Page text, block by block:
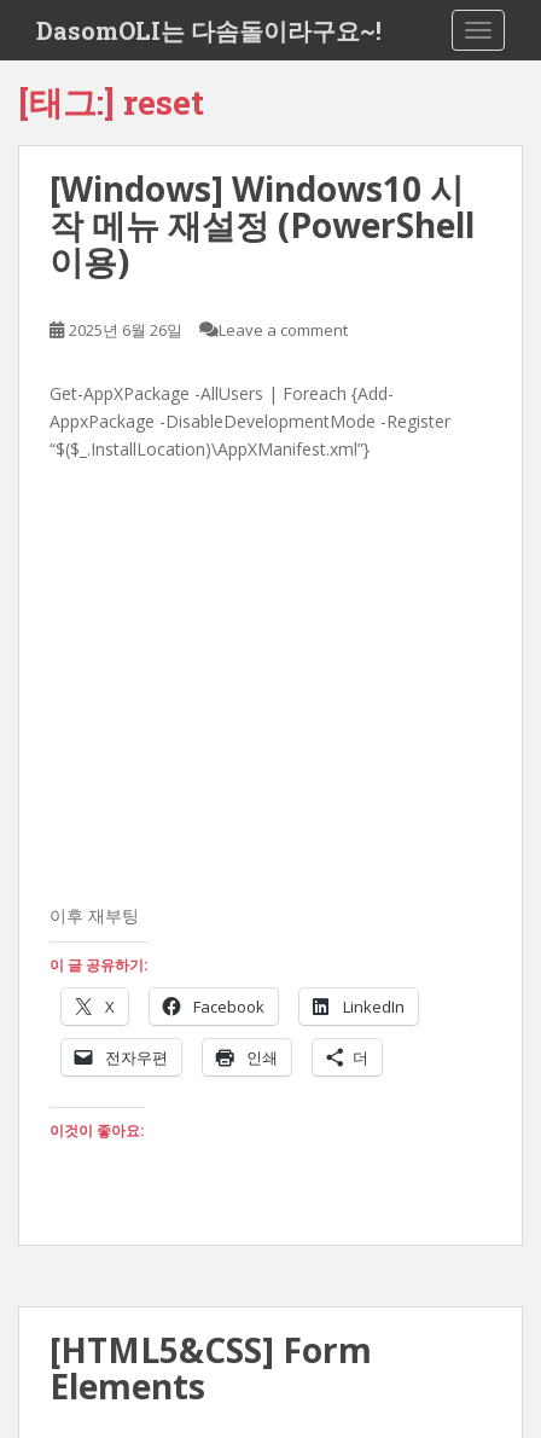
i
DasomOLI는 다솜돌이라구요~!
[태그:] reset
[Windows] Windows10 시
작 메뉴 재설정 (PowerShell
이용)
2025년 6월 26일 Leave a comment
Get-AppXPackage -AllUsers | Foreach {Add-
AppxPackage -DisableDevelopmentMode -Register
“$($_.InstallLocation)\AppXManifest.xml”}
이후 재부팅
이 글 공유하기:
X Facebook LinkedIn
전자우편 인쇄 더
이것이 좋아요:
[HTML5&CSS] Form
Elements